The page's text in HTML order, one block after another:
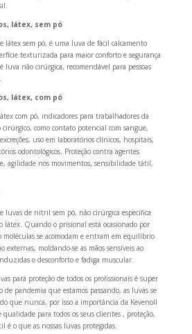
látex, sem pó
látex sem pó, é uma luva de fácil calcamento
texturizada para maior conforto e segurança
luva não cirúrgica, recomendável para pessoas
látex, com pó
com pó, indicadores para trabalhadores da
como contato potencial com sangue,
uso em laboratórios clínicos, hospitais,
odontológicos. Proteção contra agentes
agilidade nos movimentos, sensibilidade tátil,
luvas de nitril sem pó, não cirúrgica específica
látex. Quando o prisional está ocasionado por
moléculas se acomodam e entram em equilíbrio
externas, moldando-se as mãos sensíveis ao
o desconforto e fadiga muscular.
para proteção de todos os profissionais é super
pandemia que estamos passando, as luvas se
que nunca, por isso a importância da Kevenoll
para todos os seus clientes , proteção,
o que as nossas luvas protegidas.